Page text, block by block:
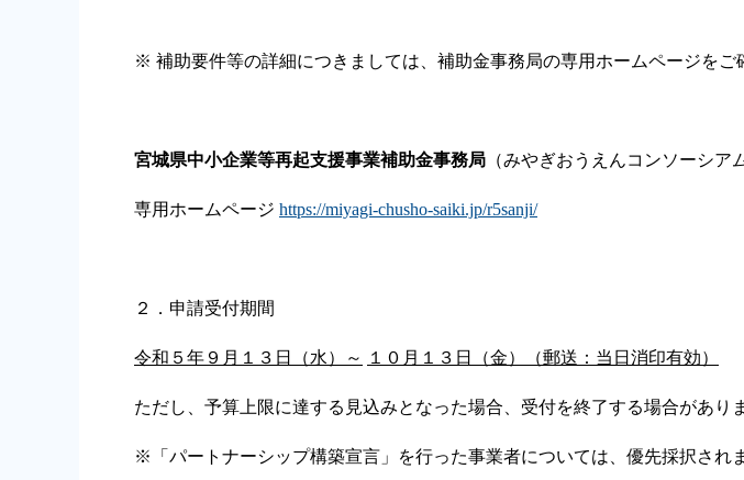
※ 補助要件等の詳細につきましては、補助金事務局の専用ホームページをご
宮城県中小企業等再起支援事業補助金事務局 （みやぎおうえんコンソーシア
専用ホームページ https://miyagi-chusho-saiki.jp/r5sanji/
２．申請受付期間
令和５年 ９ 月 １３ 日（水）～ １０ 月１ ３ 日（金）（郵送：当日消印有効）
ただし、予算上限に達する見込みとなった場合、受付を終了する場合があり
※「パートナーシップ構築宣言」を行った事業者については、優先採択されま